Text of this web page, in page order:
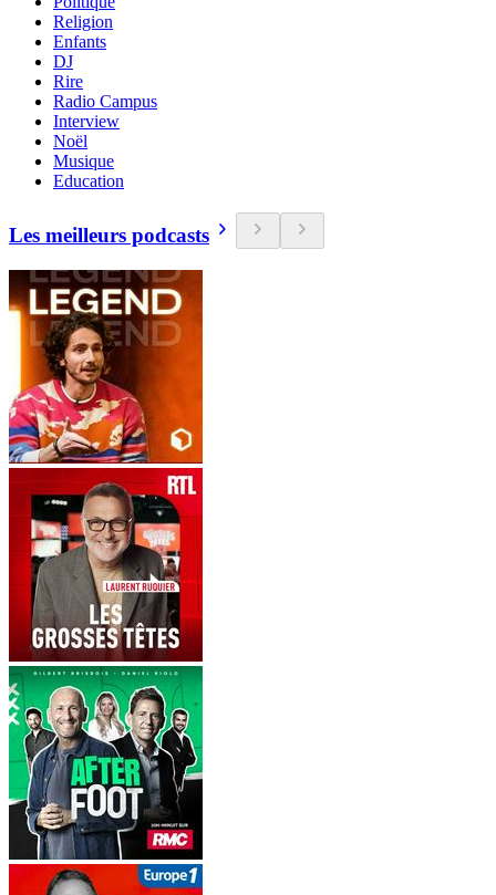
Religion
Enfants
DJ
Rire
Radio Campus
Interview
Noël
Musique
Education
Les meilleurs podcasts